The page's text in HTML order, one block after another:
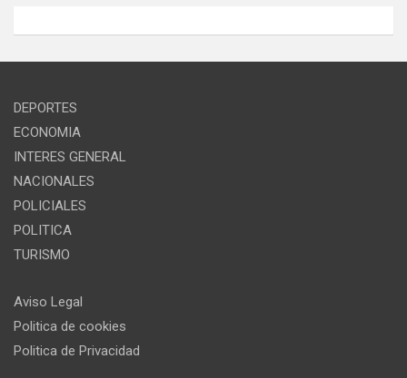
DEPORTES
ECONOMIA
INTERES GENERAL
NACIONALES
POLICIALES
POLITICA
TURISMO
Aviso Legal
Politica de cookies
Politica de Privacidad